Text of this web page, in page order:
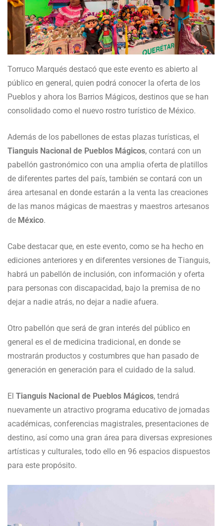
Torruco Marqués destacó que este evento es abierto al
público en general, quien podrá conocer la oferta de los
Pueblos y ahora los Barrios Mágicos, destinos que se han
consolidado como el nuevo rostro turístico de México.
Además de los pabellones de estas plazas turísticas, el
Tianguis Nacional de Pueblos Mágicos, contará con un
pabellón gastronómico con una amplia oferta de platillos
de diferentes partes del país, también se contará con un
área artesanal en donde estarán a la venta las creaciones
de las manos mágicas de maestras y maestros artesanos
de México.
Cabe destacar que, en este evento, como se ha hecho en
ediciones anteriores y en diferentes versiones de Tianguis,
habrá un pabellón de inclusión, con información y oferta
para personas con discapacidad, bajo la premisa de no
dejar a nadie atrás, no dejar a nadie afuera.
Otro pabellón que será de gran interés del público en
general es el de medicina tradicional, en donde se
mostrarán productos y costumbres que han pasado de
generación en generación para el cuidado de la salud.
El Tianguis Nacional de Pueblos Mágicos, tendrá
nuevamente un atractivo programa educativo de jornadas
académicas, conferencias magistrales, presentaciones de
destino, así como una gran área para diversas expresiones
artísticas y culturales, todo ello en 96 espacios dispuestos
para este propósito.